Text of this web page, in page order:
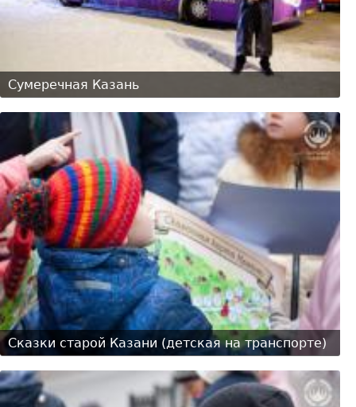
Сумеречная Казань
Сказки старой Казани (детская на транспорте)